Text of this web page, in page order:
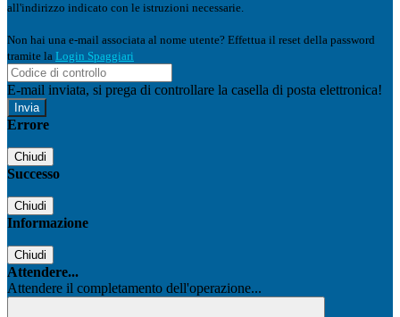
all'indirizzo indicato con le istruzioni necessarie.
Non hai una e-mail associata al nome utente? Effettua il reset della password
tramite la Login Spaggiari
E-mail inviata, si prega di controllare la casella di posta elettronica!
Errore
Chiudi
Successo
Chiudi
Informazione
Chiudi
Attendere...
Attendere il completamento dell'operazione...